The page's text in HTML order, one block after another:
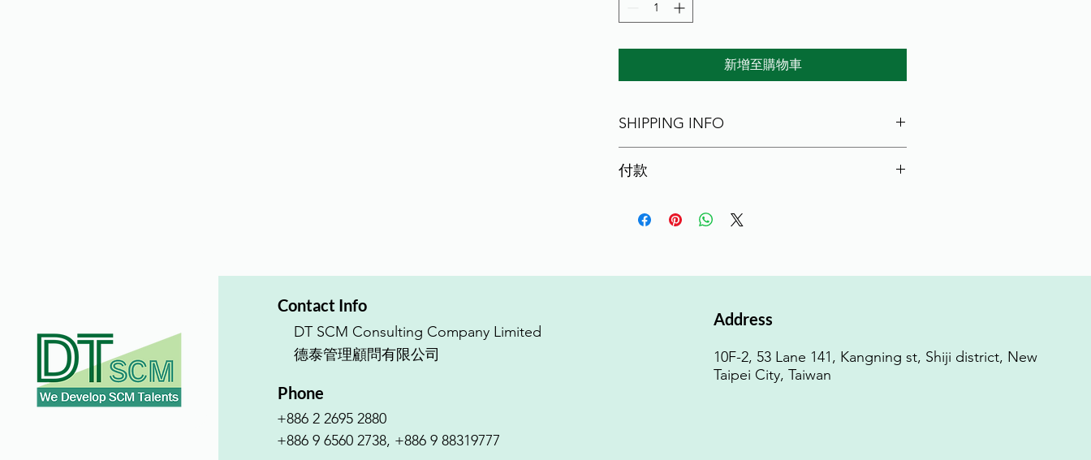
新增至購物車
SHIPPING INFO
收到紙本教材(Workbook)。學習系統帳號付款後當天即可
付款
聯絡電話：02-26952880  , 0988-319777
Contact Info
DT SCM Consulting Company Limited
德泰管理顧問有限公司
Phone
+886 2 2695 2880
+886 9 6560 2738, +886 9 88319777
Address
10F-2, 53 Lane 141, Kangning st, Shiji district, New
Taipei City, Taiwan